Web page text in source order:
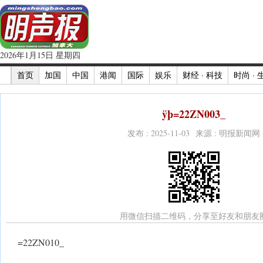
2026年1月15日 星期四
首页
加国 中国 港闻 国际 娱乐 财经 · 科技 时尚 ·
ÿþ=22ZN003_
发布 : 2025-11-03 来源 : 明报新闻网
用微信扫描二维码，分享至好友和朋友
=22ZN010_